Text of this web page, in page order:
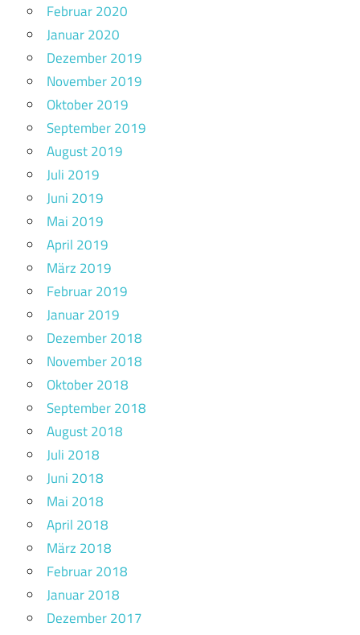
Februar 2020
Januar 2020
Dezember 2019
November 2019
Oktober 2019
September 2019
August 2019
Juli 2019
Juni 2019
Mai 2019
April 2019
März 2019
Februar 2019
Januar 2019
Dezember 2018
November 2018
Oktober 2018
September 2018
August 2018
Juli 2018
Juni 2018
Mai 2018
April 2018
März 2018
Februar 2018
Januar 2018
Dezember 2017